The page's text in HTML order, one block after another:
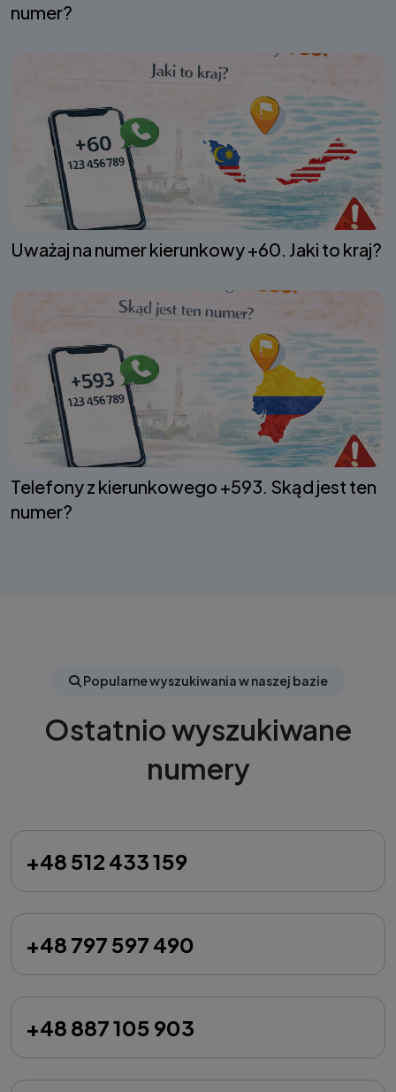
numer?
Uważaj na numer kierunkowy +60. Jaki to kraj?
Telefony z kierunkowego +593. Skąd jest ten
numer?
Popularne wyszukiwania w naszej bazie
Ostatnio wyszukiwane
numery
+48 512 433 159
+48 797 597 490
+48 887 105 903